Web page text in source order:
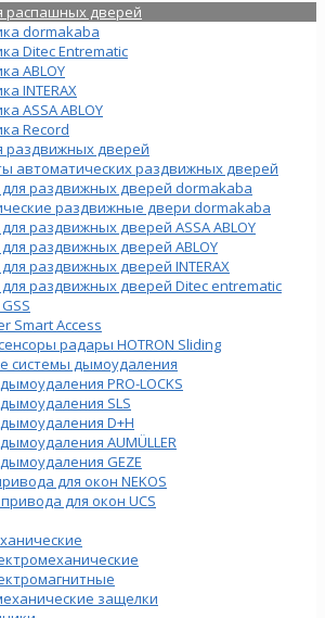
распашных дверей
dormakaba
Ditec Entrematic
ABLOY
INTERAX
ASSA ABLOY
Record
раздвижных дверей
автоматических раздвижных дверей
раздвижных дверей dormakaba
раздвижные двери dormakaba
раздвижных дверей ASSA ABLOY
раздвижных дверей ABLOY
раздвижных дверей INTERAX
раздвижных дверей Ditec entrematic
Smart Access
радары HOTRON Sliding
системы дымоудаления
PRO-LOCKS
SLS
D+H
AUMÜLLER
GEZE
для окон NEKOS
для окон UСS
защелки